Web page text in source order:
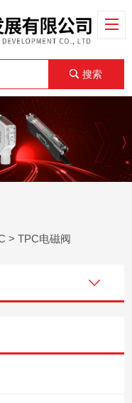
搜索
>TPC电磁阀